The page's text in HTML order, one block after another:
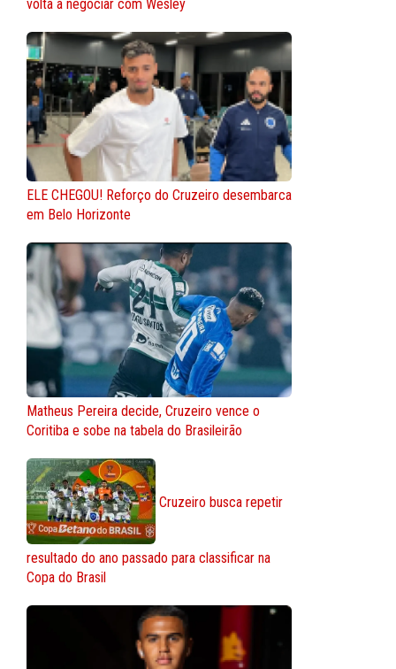
volta a negociar com Wesley
ELE CHEGOU! Reforço do Cruzeiro desembarca
em Belo Horizonte
Matheus Pereira decide, Cruzeiro vence o
Coritiba e sobe na tabela do Brasileirão
Cruzeiro busca repetir
resultado do ano passado para classificar na
Copa do Brasil